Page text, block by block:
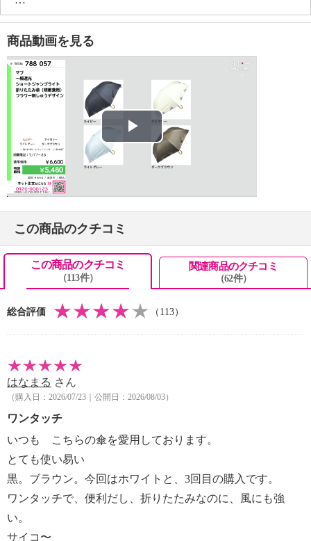
【重さ】
・約２７０ｇ
【原産国（地）】
・中国製
※表記数値は生地の一部の結果であり、製品全体の性
能を保証するものではありません
※ＪＩＳ Ｌ １９２５、ＪＩＳ Ｌ １０５５ Ａ
法
商品動画を見る
Play
Video
この商品のクチコミ
この商品のクチコミ
（113件）
関連商品のクチコミ
（62件）
総合評価 （113）
はなまる さん
（購入日：2026/07/23｜公開日：2026/08/03）
ワンタッチ
いつも こちらの傘を愛用しております。
とても使い易い
黒。ブラウン。今回はホワイトと、3回目の購入です。
ワンタッチで、便利だし、折りたたみなのに、風にも強
い。
サイコ〜